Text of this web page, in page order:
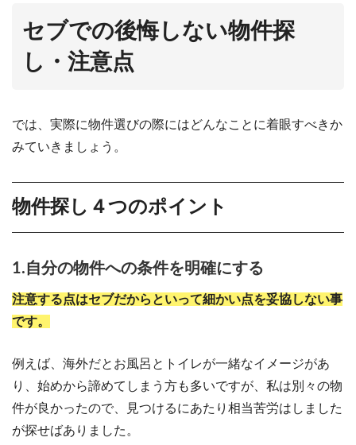
セブでの後悔しない物件探
し・注意点
では、実際に物件選びの際にはどんなことに着眼すべきか
みていきましょう。
物件探し４つのポイント
1.自分の物件への条件を明確にする
注意する点はセブだからといって細かい点を妥協しない事
です。
例えば、海外だとお風呂とトイレが一緒なイメージがあ
り、始めから諦めてしまう方も多いですが、私は別々の物
件が良かったので、見つけるにあたり相当苦労はしました
が探せばありました。